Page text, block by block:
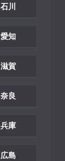
石川
愛知
滋賀
奈良
兵庫
広島